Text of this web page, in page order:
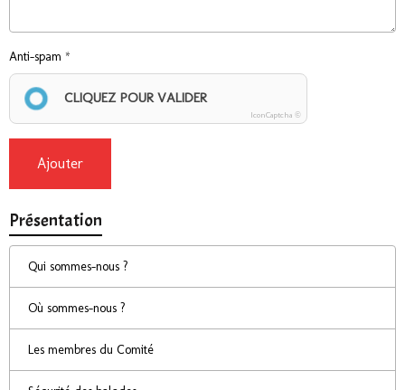
Anti-spam
CLIQUEZ POUR VALIDER
IconCaptcha ©
Ajouter
Présentation
Qui sommes-nous ?
Où sommes-nous ?
Les membres du Comité